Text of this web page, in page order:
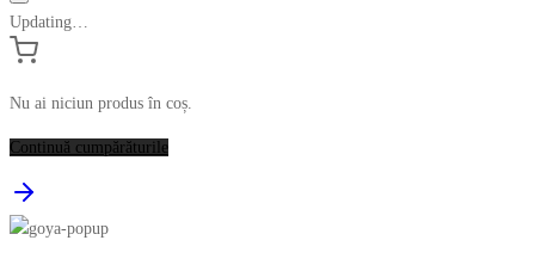
Updating…
Nu ai niciun produs în coș.
Continuă cumpărăturile